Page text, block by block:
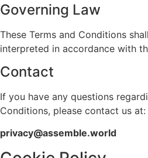
Governing Law
These Terms and Conditions
interpreted in accordance with
Contact
If you have any questions
Conditions, please contact us at:
privacy@assemble.world